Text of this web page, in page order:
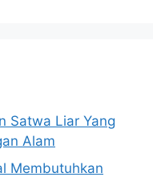
Satwa Liar Yang
Alam
Membutuhkan